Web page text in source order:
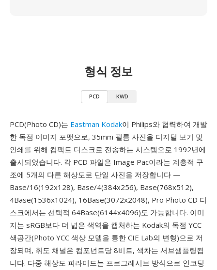
형식 정보
PCD KWD
PCD(Photo CD)는 Eastman Kodak이 Philips와 협력하여 개발
한 독점 이미지 포맷으로, 35mm 필름 사진을 디지털 보기 및
인쇄를 위해 컴팩트 디스크로 전송하는 시스템으로 1992년에
출시되었습니다. 각 PCD 파일은 Image Pac이라는 계층적 구
조에 5개의 다른 해상도로 단일 사진을 저장합니다 —
Base/16(192x128), Base/4(384x256), Base(768x512),
4Base(1536x1024), 16Base(3072x2048), Pro Photo CD 디
스크에서는 선택적 64Base(6144x4096)도 가능합니다. 이미
지는 sRGB보다 더 넓은 색역을 캡처하는 Kodak의 독점 YCC
색공간(Photo YCC 색상 모델을 통한 CIE Lab의 변형)으로 저
장되며, 휘도 채널은 컴포넌트당 8비트, 색차는 서브샘플링됩
니다. 다중 해상도 피라미드는 프로그레시브 방식으로 인코딩